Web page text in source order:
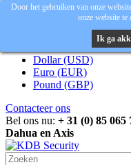
Dollar (USD)
Euro (EUR)
Pound (GBP)
Contacteer ons
Bel ons nu: + 31 (0) 85
Dahua en Axis
Door het gebruiken van onze
onze website te
Ik ga